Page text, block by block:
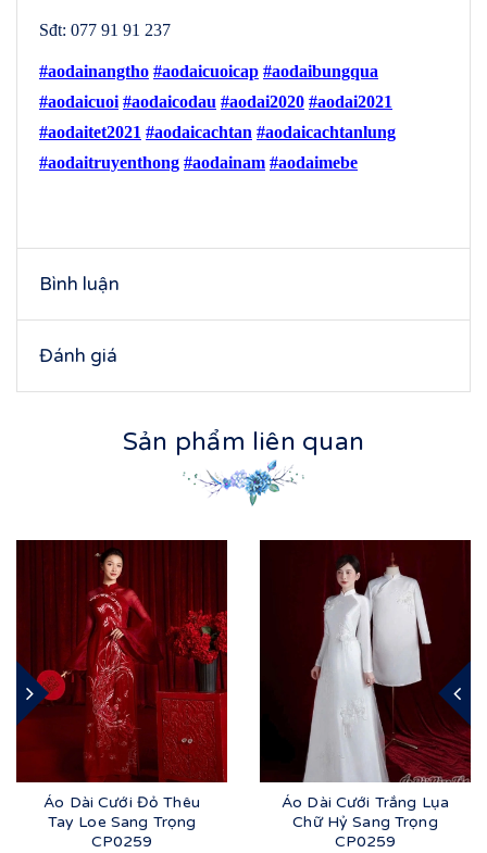
Sđt: 077 91 91 237
#aodainangtho #aodaicuoicap #aodaibungqua
#aodaicuoi #aodaicodau #aodai2020 #aodai2021
#aodaitet2021 #aodaicachtan #aodaicachtanlung
#aodaitruyenthong #aodainam #aodaimebe
Bình luận
Đánh giá
Sản phẩm liên quan
Áo Dài Cưới Đỏ Thêu
Tay Loe Sang Trọng
CP0259
Áo Dài Cưới Trắng Lụa
Chữ Hỷ Sang Trọng
CP0259